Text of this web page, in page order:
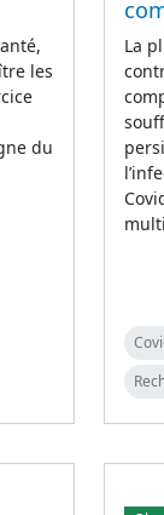
les
du
La